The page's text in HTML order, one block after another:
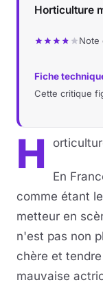
Horticulture
Note
Fiche
Cette critique
H
En
comme étant
metteur en
n'est pas non
chère et
mauvaise